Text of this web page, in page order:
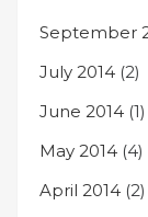
September
July 2014 (2)
June 2014 (1)
May 2014 (4)
April 2014 (2)